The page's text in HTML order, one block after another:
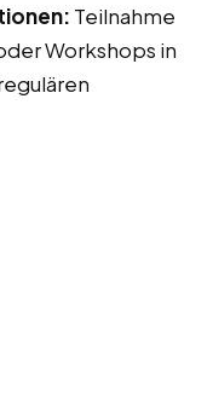
Teilnahme
Workshops in